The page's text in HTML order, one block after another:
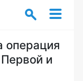
операция
и